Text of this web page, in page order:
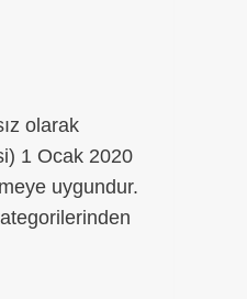
olarak
1 Ocak 2020
uygundur.